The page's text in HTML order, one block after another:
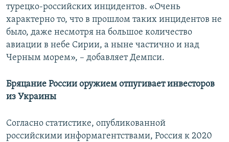
турецко-российских инцидентов. «Очень
характерно то, что в прошлом таких инцидентов не
было, даже несмотря на большое количество
авиации в небе Сирии, а ныне частично и над
Черным морем», – добавляет Демпси.
Бряцание России оружием отпугивает инвесторов
из Украины
Согласно статистике, опубликованной
российскими информагентствами, Россия к 2020